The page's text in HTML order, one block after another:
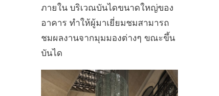
ภายใน บริเวณบันไดขนาดใหญ่ของ
อาคาร ทำให้ผู้มาเยี่ยมชมสามารถ
ชมผลงานจากมุมมองต่างๆ ขณะขึ้น
บันได